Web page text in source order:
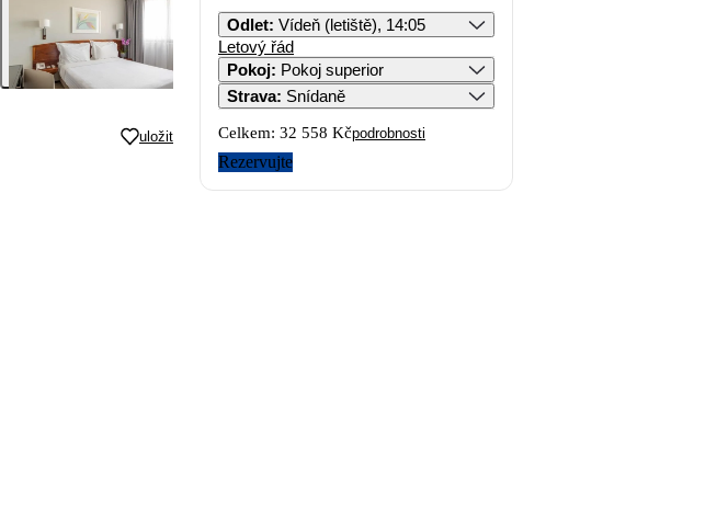
uložit
Odlet: Vídeň (letiště), 14:05
Letový řád
Pokoj: Pokoj superior
Strava: Snídaně
Celkem: 32 558 Kčpodrobnosti
Rezervujte